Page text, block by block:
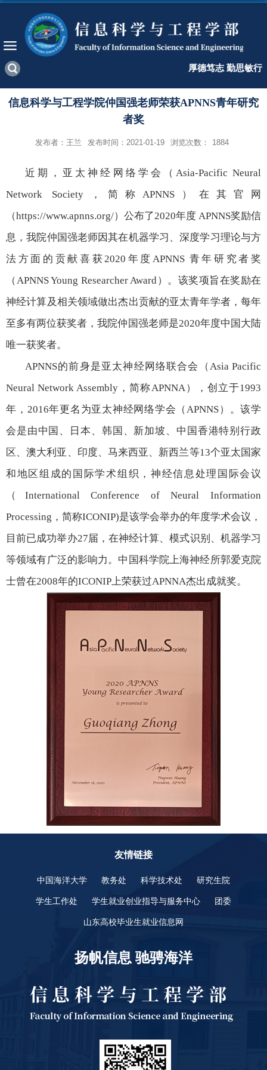
厚德笃志 勤思敏行
信息科学与工程学院仲国强老师荣获APNNS青年研究
者奖
发布者：王兰 发布时间：2021-01-19 浏览次数： 1884
近期，亚太神经网络学会（ Asia-Pacific Neural
Network Society ，简称 APNNS ）在其官网
（https://www.apnns.org/）公布了2020年度 APNNS奖励信
息，我院仲国强老师因其在机器学习、深度学习理论与方
法方面的贡献喜获 2020 年度 APNNS 青年研究者奖
（ APNNS Young Researcher Award ）。该奖项旨在奖励在
神经计算及相关领域做出杰出贡献的亚太青年学者，每年
至多有两位获奖者，我院仲国强老师是2020年度中国大陆
唯一获奖者。
APNNS的前身是亚太神经网络联合会（ Asia Pacific
Neural Network Assembly ，简称APNNA ），创立于1993
年， 2016年更名为亚太神经网络学会（ APNNS）。该学
会是由中国、日本、韩国、新加坡、中国香港特别行政
区、澳大利亚、印度、马来西亚、新西兰等13个亚太国家
和地区组成的国际学术组织，神经信息处理国际会议
（ International Conference of Neural Information
Processing ，简称ICONIP)是该学会举办的年度学术会议，
目前已成功举办27届，在神经计算、模式识别、机器学习
等领域有广泛的影响力。中国科学院上海神经所郭爱克院
士曾在2008年的ICONIP 上荣获过APNNA杰出成就奖。
友情链接
中国海洋大学 教务处 科学技术处 研究生院
学生工作处 学生就业创业指导与服务中心 团委
山东高校毕业生就业信息网
扬帆信息 驰骋海洋